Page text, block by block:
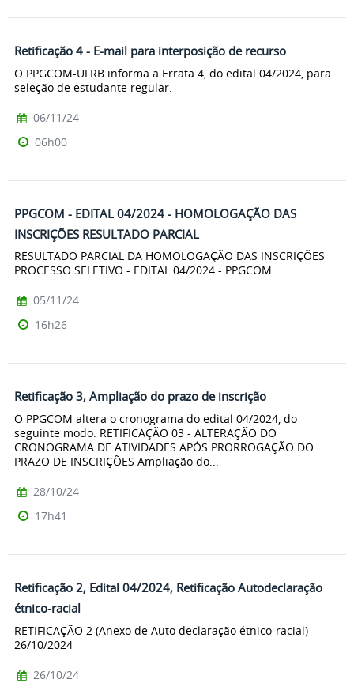
Retificação 4 - E-mail para interposição de recurso
O PPGCOM-UFRB informa a Errata 4, do edital 04/2024, para
seleção de estudante regular.
06/11/24
06h00
PPGCOM - EDITAL 04/2024 - HOMOLOGAÇÃO DAS
INSCRIÇÕES RESULTADO PARCIAL
RESULTADO PARCIAL DA HOMOLOGAÇÃO DAS INSCRIÇÕES
PROCESSO SELETIVO - EDITAL 04/2024 - PPGCOM
05/11/24
16h26
Retificação 3, Ampliação do prazo de inscrição
O PPGCOM altera o cronograma do edital 04/2024, do
seguinte modo: RETIFICAÇÃO 03 - ALTERAÇÃO DO
CRONOGRAMA DE ATIVIDADES APÓS PRORROGAÇÃO DO
PRAZO DE INSCRIÇÕES Ampliação do...
28/10/24
17h41
Retificação 2, Edital 04/2024, Retificação Autodeclaração
étnico-racial
RETIFICAÇÃO 2 (Anexo de Auto declaração étnico-racial)
26/10/2024
26/10/24